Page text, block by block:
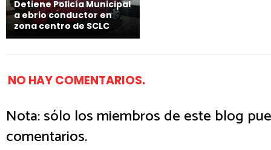
Detiene Policía Municipal
a ebrio conductor en
zona centro de SCLC
NO HAY COMENTARIOS.
Nota: sólo los miembros de este blog
comentarios.